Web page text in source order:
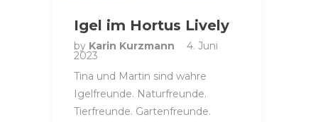
Igel im Hortus Lively
by Karin Kurzmann 4. Juni
2023
Tina und Martin sind wahre
Igelfreunde. Naturfreunde.
Tierfreunde. Gartenfreunde.